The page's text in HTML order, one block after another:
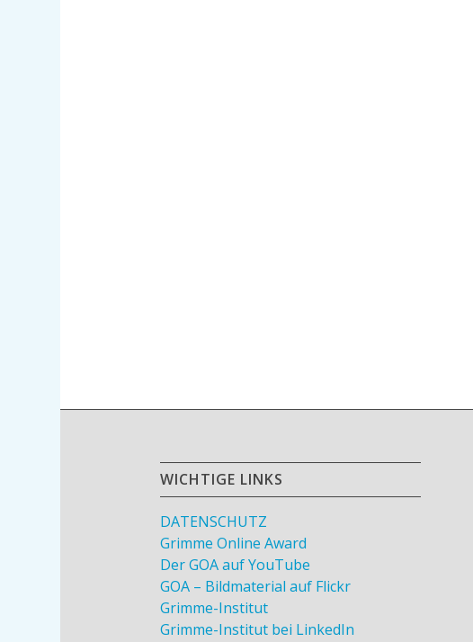
WICHTIGE LINKS
DATENSCHUTZ
Grimme Online Award
Der GOA auf YouTube
GOA – Bildmaterial auf Flickr
Grimme-Institut
Grimme-Institut bei LinkedIn